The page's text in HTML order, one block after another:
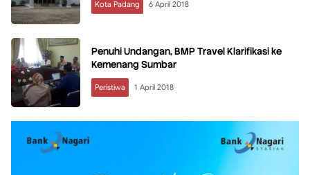
Kota Padang 6 April 2018
Penuhi Undangan, BMP Travel Klarifikasi ke
Kemenang Sumbar
Peristiwa 1 April 2018